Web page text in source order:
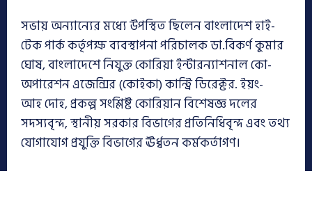
সভায় অন্যান্যের মধ্যে উপস্থিত ছিলেন বাংলাদেশ হাই-
টেক পার্ক কর্তৃপক্ষ ব্যবস্থাপনা পরিচালক ডা.বিকর্ণ কুমার
ঘোষ, বাংলাদেশে নিযুক্ত কোরিয়া ইন্টারন্যাশনাল কো-
অপারেশন এজেন্সির (কোইকা) কান্ট্রি ডিরেক্টর. ইয়ং-
আহ দোহ, প্রকল্প সংশ্লিষ্ট কোরিয়ান বিশেষজ্ঞ দলের
সদস্যবৃন্দ, স্থানীয় সরকার বিভাগের প্রতিনিধিবৃন্দ এবং তথ্য
যোগাযোগ প্রযুক্তি বিভাগের ঊর্ধ্বতন কর্মকর্তাগণ।